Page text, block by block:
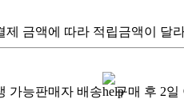
제 금액에 따라 적립금액이 달
가능판매자 배송 구매 후 2일